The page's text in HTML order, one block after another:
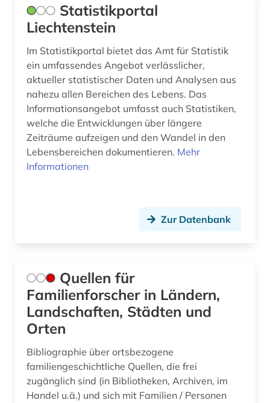
Statistikportal
Liechtenstein
Im Statistikportal bietet das Amt für Statistik
ein umfassendes Angebot verlässlicher,
aktueller statistischer Daten und Analysen aus
nahezu allen Bereichen des Lebens. Das
Informationsangebot umfasst auch Statistiken,
welche die Entwicklungen über längere
Zeiträume aufzeigen und den Wandel in den
Lebensbereichen dokumentieren. Mehr
Informationen
Zur Datenbank
Quellen für
Familienforscher in Ländern,
Landschaften, Städten und
Orten
Bibliographie über ortsbezogene
familiengeschichtliche Quellen, die frei
zugänglich sind (in Bibliotheken, Archiven, im
Handel u.ä.) und sich mit Familien / Personen